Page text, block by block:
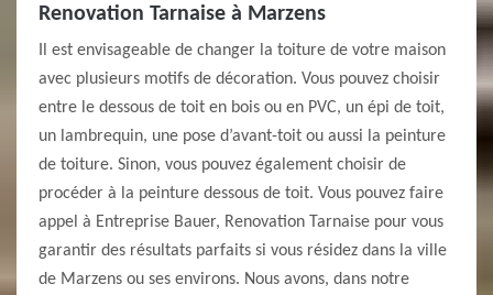
Renovation Tarnaise à Marzens
Il est envisageable de changer la toiture de votre maison
avec plusieurs motifs de décoration. Vous pouvez choisir
entre le dessous de toit en bois ou en PVC, un épi de toit,
un lambrequin, une pose d’avant-toit ou aussi la peinture
de toiture. Sinon, vous pouvez également choisir de
procéder à la peinture dessous de toit. Vous pouvez faire
appel à Entreprise Bauer, Renovation Tarnaise pour vous
garantir des résultats parfaits si vous résidez dans la ville
de Marzens ou ses environs. Nous avons, dans notre